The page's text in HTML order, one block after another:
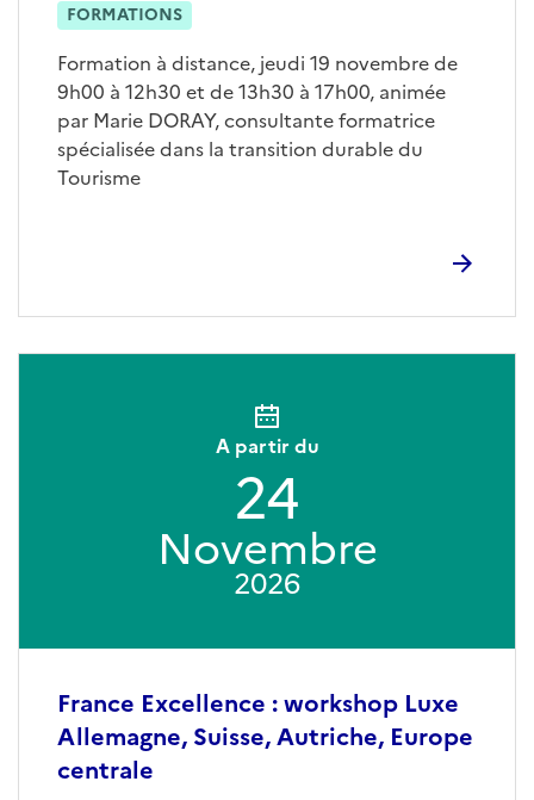
FORMATIONS
Formation à distance, jeudi 19 novembre de
9h00 à 12h30 et de 13h30 à 17h00, animée
par Marie DORAY, consultante formatrice
spécialisée dans la transition durable du
Tourisme
France Excellence : workshop Luxe
Allemagne, Suisse, Autriche, Europe
centrale
A partir du
24
Novembre
2026